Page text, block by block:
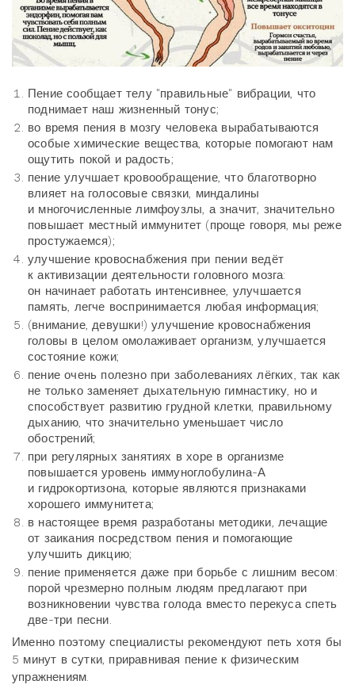
Пение сообщает телу "правильные" вибрации, что
поднимает наш жизненный тонус;
во время пения в мозгу человека вырабатываются
особые химические вещества, которые помогают нам
ощутить покой и радость;
пение улучшает кровообращение, что благотворно
влияет на голосовые связки, миндалины
и многочисленные лимфоузлы, а значит, значительно
повышает местный иммунитет (проще говоря, мы реже
простужаемся);
улучшение кровоснабжения при пении ведёт
к активизации деятельности головного мозга:
он начинает работать интенсивнее, улучшается
память, легче воспринимается любая информация;
(внимание, девушки!) улучшение кровоснабжения
головы в целом омолаживает организм, улучшается
состояние кожи;
пение очень полезно при заболеваниях лёгких, так как
не только заменяет дыхательную гимнастику, но и
способствует развитию грудной клетки, правильному
дыханию, что значительно уменьшает число
обострений;
при регулярных занятиях в хоре в организме
повышается уровень иммуноглобулина-А
и гидрокортизона, которые являются признаками
хорошего иммунитета;
в настоящее время разработаны методики, лечащие
от заикания посредством пения и помогающие
улучшить дикцию;
пение применяется даже при борьбе с лишним весом:
порой чрезмерно полным людям предлагают при
возникновении чувства голода вместо перекуса спеть
две-три песни.
Именно поэтому специалисты рекомендуют петь хотя бы
5 минут в сутки, приравнивая пение к физическим
упражнениям.